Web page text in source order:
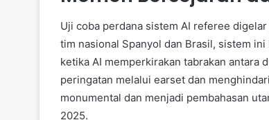
Uji coba perdana sistem AI referee
tim nasional Spanyol dan Brasil, sistem
ketika AI memperkirakan tabrakan antara
peringatan melalui earset dan
monumental dan menjadi pembahasan
2025.